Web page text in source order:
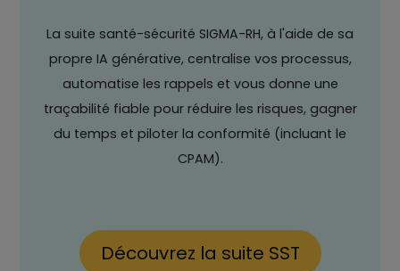
La suite santé-sécurité SIGMA-RH, à l'aide de sa
propre IA générative, centralise vos processus,
automatise les rappels et vous donne une
traçabilité fiable pour réduire les risques, gagner
du temps et piloter la conformité (incluant le
CPAM).
Découvrez la suite SST